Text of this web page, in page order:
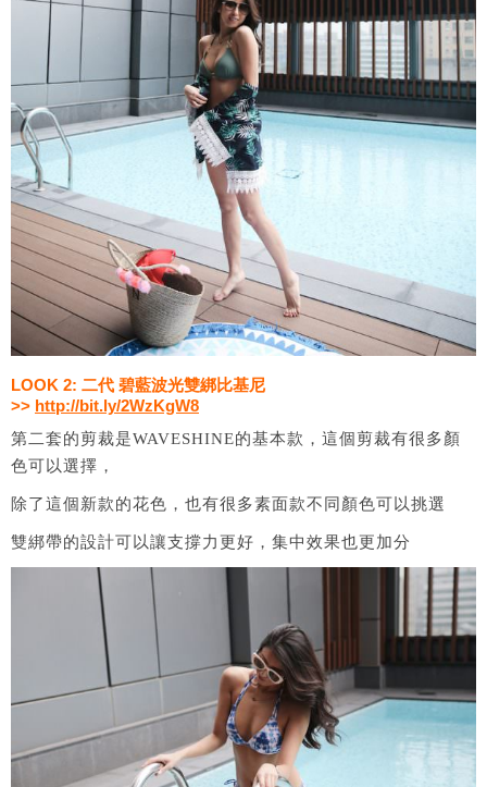
LOOK 2: 二代 碧藍波光雙綁比基尼
>> http://bit.ly/2WzKgW8
第二套的剪裁是WAVESHINE的基本款，這個剪裁有很多顏
色可以選擇，
除了這個新款的花色，也有很多素面款不同顏色可以挑選
雙綁帶的設計可以讓支撐力更好，集中效果也更加分